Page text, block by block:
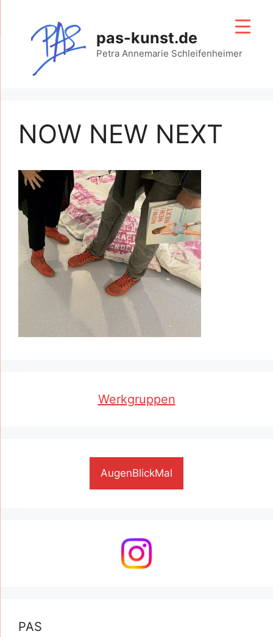
springen
pas-kunst.de
Petra Annemarie Schleifenheimer
NOW NEW NEXT
Werkgruppen
AugenBlickMal
PAS